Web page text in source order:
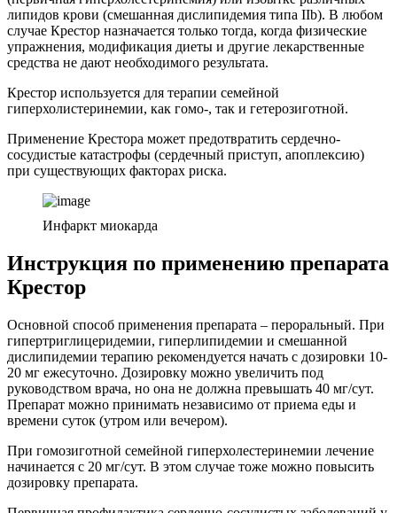
липидов крови (смешанная дислипидемия типа IIb). В любом
случае Крестор назначается только тогда, когда физические
упражнения, модификация диеты и другие лекарственные
средства не дают необходимого результата.
Крестор используется для терапии семейной
гиперхолистеринемии, как гомо-, так и гетерозиготной.
Применение Крестора может предотвратить сердечно-
сосудистые катастрофы (сердечный приступ, апоплексию)
при существующих факторах риска.
Инфаркт миокарда
Инструкция по применению препарата
Крестор
Основной способ применения препарата – пероральный. При
гипертриглицеридемии, гиперлипидемии и смешанной
дислипидемии терапию рекомендуется начать с дозировки 10-
20 мг ежесуточно. Дозировку можно увеличить под
руководством врача, но она не должна превышать 40 мг/сут.
Препарат можно принимать независимо от приема еды и
времени суток (утром или вечером).
При гомозиготной семейной гиперхолестеринемии лечение
начинается с 20 мг/сут. В этом случае тоже можно повысить
дозировку препарата.